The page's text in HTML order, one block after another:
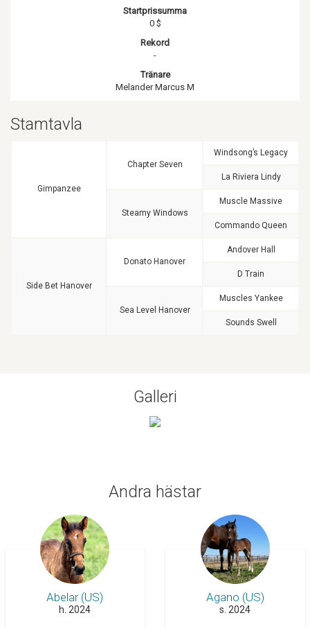
Startprissumma
0 $
Rekord
-
Tränare
Melander Marcus M
Stamtavla
Gimpanzee
Chapter Seven
Windsong’s Legacy
La Riviera Lindy
Steamy Windows
Muscle Massive
Commando Queen
Side Bet Hanover
Donato Hanover
Andover Hall
D Train
Sea Level Hanover
Muscles Yankee
Sounds Swell
Galleri
Andra hästar
Abelar (US)
h. 2024
Agano (US)
s. 2024